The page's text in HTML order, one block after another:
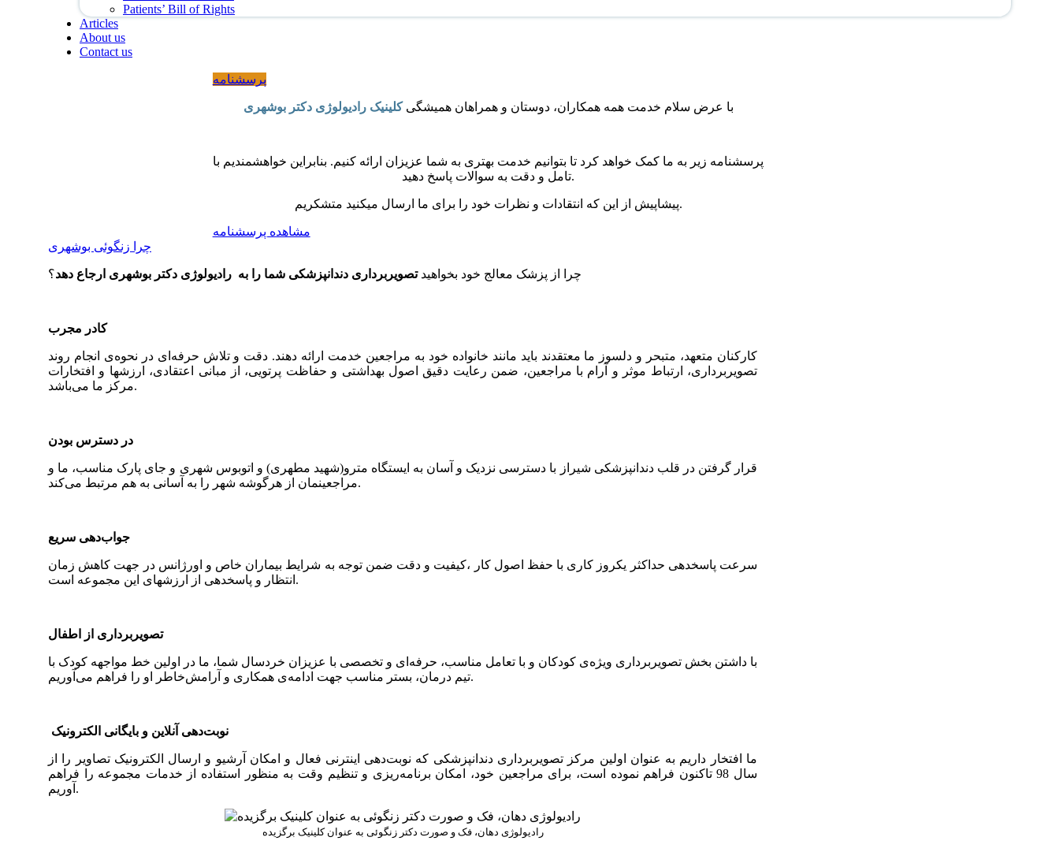
Patients’ Bill of Rights
Articles
About us
Contact us
پرسشنامه
با عرض سلام خدمت همه همکاران، دوستان و همراهان همیشگیکلینیک رادیولوژی دکتر بوشهری
پرسشنامه زیر به ما کمک خواهد کرد تا بتوانیم خدمت بهتری به شما عزیزان ارائه کنیم. بنابراین خواهشمندیم با
تامل و دقت به سوالات پاسخ دهید.
پیشاپیش از این که انتقادات و نظرات خود را برای ما ارسال میکنید متشکریم.
مشاهده پرسشنامه
چرا زنگوئی بوشهری
چرا از پزشک معالج خود بخواهیدتصویربرداری دندانپزشکی شما را به رادیولوژی دکتر بوشهری ارجاع دهد؟
کادر مجرب
کارکنان متعهد، متبحر و دلسوز ما معتقدند باید مانند خانواده خود به مراجعین خدمت ارائه دهند. دقت و تلاش حرفه‌ای در نحوه‌ی انجام روند
تصویربرداری، ارتباط موثر و آرام با مراجعین، ضمن رعایت دقیق اصول بهداشتی و حفاظت پرتویی، از مبانی اعتقادی، ارزشها و افتخارات
مرکز ما می‌باشد.
در دسترس بودن
قرار گرفتن در قلب دندانپزشکی شیراز با دسترسی نزدیک و آسان به ایستگاه مترو(شهید مطهری) و اتوبوس شهری و جای پارک مناسب، ما و
مراجعینمان از هرگوشه شهر را به آسانی به هم مرتبط می‌کند.
جواب‌دهی سریع
سرعت پاسخدهی حداکثر یکروز کاری با حفظ اصول کار ،کیفیت و دقت ضمن توجه به شرایط بیماران خاص و اورژانس در جهت کاهش زمان
انتظار و پاسخدهی از ارزشهای این مجموعه است.
تصویربرداری از اطفال
با داشتن بخش تصویربرداری ویژه‌ی کودکان و با تعامل مناسب، حرفه‌ای و تخصصی با عزیزان خردسال شما، ما در اولین خط مواجهه کودک با
تیم درمان، بستر مناسب جهت ادامه‌ی همکاری و آرامش‌خاطر او را فراهم می‌آوریم.
نوبت‌دهی آنلاین و بایگانی الکترونیک
ما افتخار داریم به عنوان اولین مرکز تصویربرداری دندانپزشکی که نوبت‌دهی اینترنی فعال و امکان آرشیو و ارسال الکترونیک تصاویر را از
سال 98 تاکنون فراهم نموده است، برای مراجعین خود، امکان برنامه‌ریزی و تنظیم وقت به منظور استفاده از خدمات مجموعه را فراهم
آوریم.
رادیولوژی دهان، فک و صورت دکتر زنگوئی به عنوان کلینیک برگزیده